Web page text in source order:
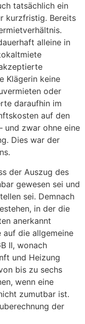
tatsächlich ein
kurzfristig. Bereits
alleine in
Klägerin keine
oder
daraufhin im
auf den
und zwar ohne eine
Dies war der
der Auszug des
gewesen sei und
sei. Demnach
in der die
anerkannt
auf die allgemeine
II, wonach
und Heizung
bis zu sechs
wenn eine
zumutbar ist.
der